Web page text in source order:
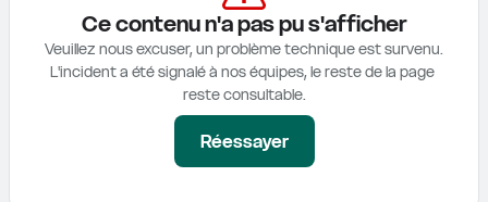
Ce contenu n'a pas pu s'afficher
Veuillez nous excuser, un problème technique est survenu.
L'incident a été signalé à nos équipes, le reste de la page
reste consultable.
Réessayer